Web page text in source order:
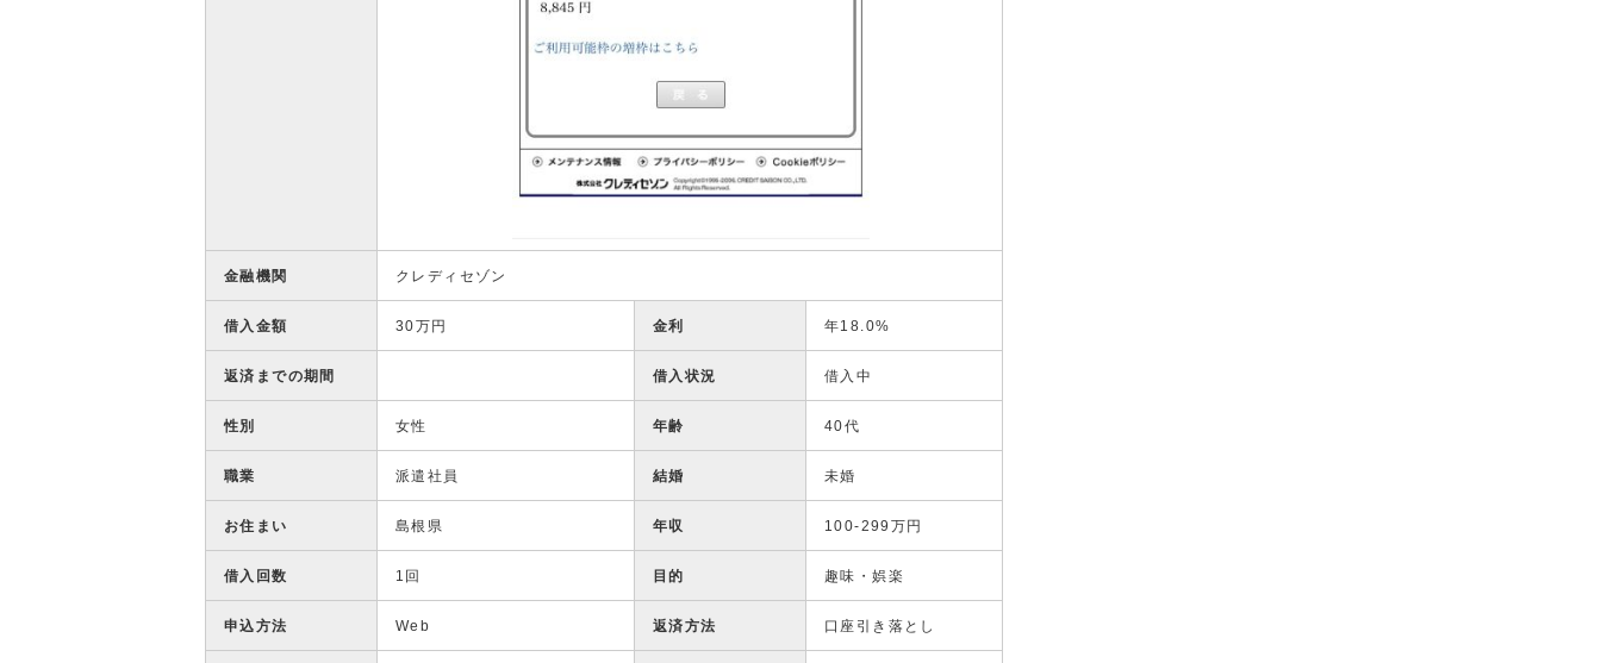
金融機関 クレディセゾン
借入金額 30万円 金利 年18.0%
返済までの期間 借入状況 借入中
性別 女性 年齢 40代
職業 派遣社員 結婚 未婚
お住まい 島根県 年収 100-299万円
借入回数 1回 目的 趣味・娯楽
申込方法 Web 返済方法 口座引き落とし